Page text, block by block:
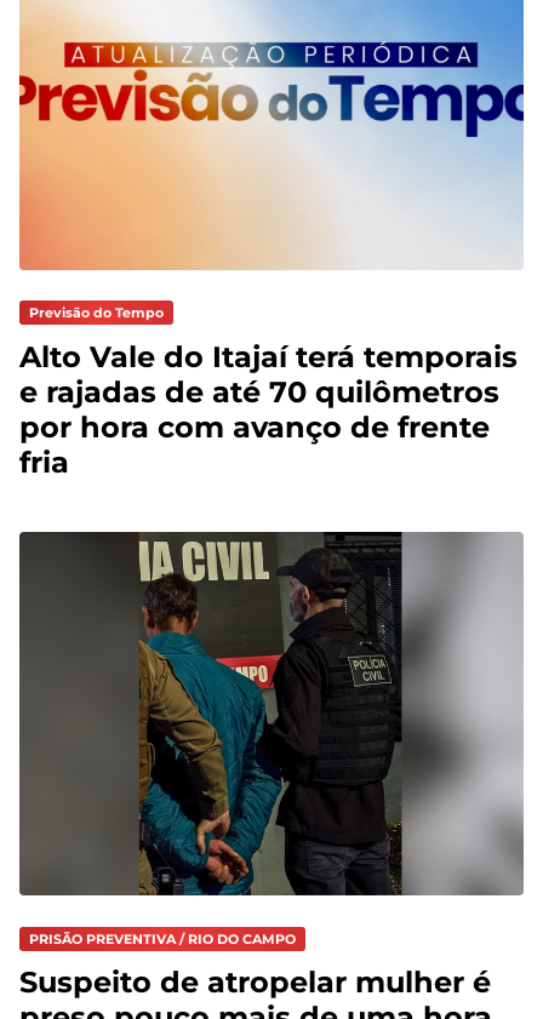
Previsão do Tempo
Alto Vale do Itajaí terá temporais
e rajadas de até 70 quilômetros
por hora com avanço de frente
fria
PRISÃO PREVENTIVA / RIO DO CAMPO
Suspeito de atropelar mulher é